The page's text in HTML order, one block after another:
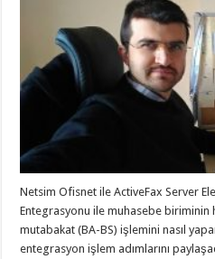
Netsim Ofisnet ile ActiveFax Server
Entegrasyonu ile muhasebe biriminin
mutabakat (BA-BS) işlemini nasıl
entegrasyon işlem adımlarını